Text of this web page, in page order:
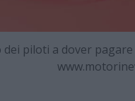
dei piloti a dover